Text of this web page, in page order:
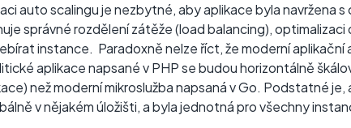
auto scalingu je nezbytné, aby aplikace byla navržena s
správné rozdělení zátěže (load balancing),
instance. Paradoxně nelze říct, že moderní aplikační
aplikace napsané v PHP se budou horizontálně
než moderní mikroslužba napsaná v Go. Podstatné
v nějakém úložišti, a byla jednotná pro všechny